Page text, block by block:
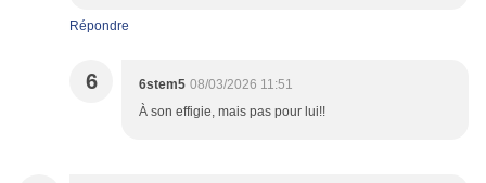
Répondre
6 6stem5 08/03/2026 11:51
À son effigie, mais pas pour lui!!